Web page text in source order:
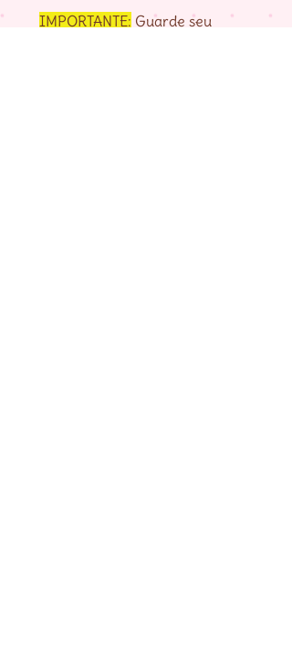
IMPORTANTE: Guarde seu